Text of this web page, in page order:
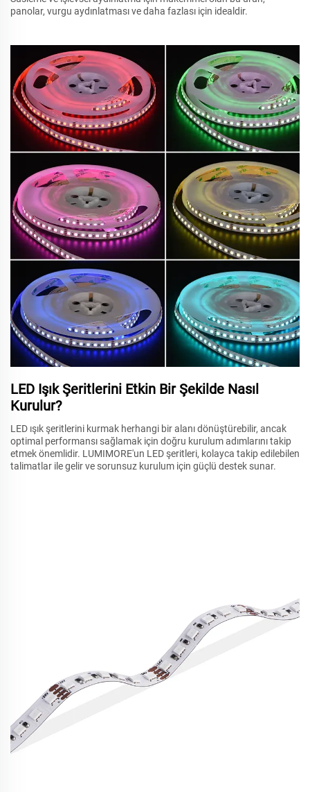
panolar, vurgu aydınlatması ve daha fazlası için idealdir.
LED Işık Şeritlerini Etkin Bir Şekilde Nasıl
Kurulur?
LED ışık şeritlerini kurmak herhangi bir alanı dönüştürebilir, ancak
optimal performansı sağlamak için doğru kurulum adımlarını takip
etmek önemlidir. LUMIMORE'un LED şeritleri, kolayca takip edilebilen
talimatlar ile gelir ve sorunsuz kurulum için güçlü destek sunar.